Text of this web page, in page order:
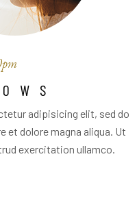
adipisicing elit, sed do
et dolore magna aliqua. Ut
exercitation ullamco.